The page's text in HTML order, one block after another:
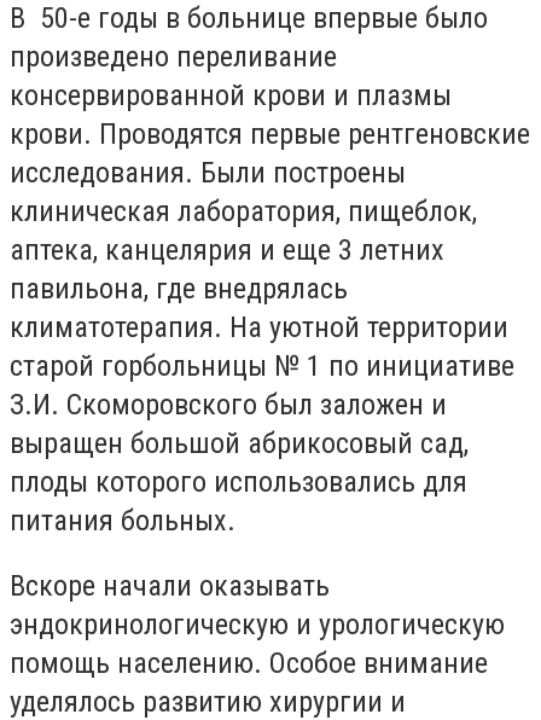
В 50-е годы в больнице впервые было
произведено переливание
консервированной крови и плазмы
крови. Проводятся первые рентгеновские
исследования. Были построены
клиническая лаборатория, пищеблок,
аптека, канцелярия и еще 3 летних
павильона, где внедрялась
климатотерапия. На уютной территории
старой горбольницы № 1 по инициативе
З.И. Скоморовского был заложен и
выращен большой абрикосовый сад,
плоды которого использовались для
питания больных.
Вскоре начали оказывать
эндокринологическую и урологическую
помощь населению. Особое внимание
уделялось развитию хирургии и